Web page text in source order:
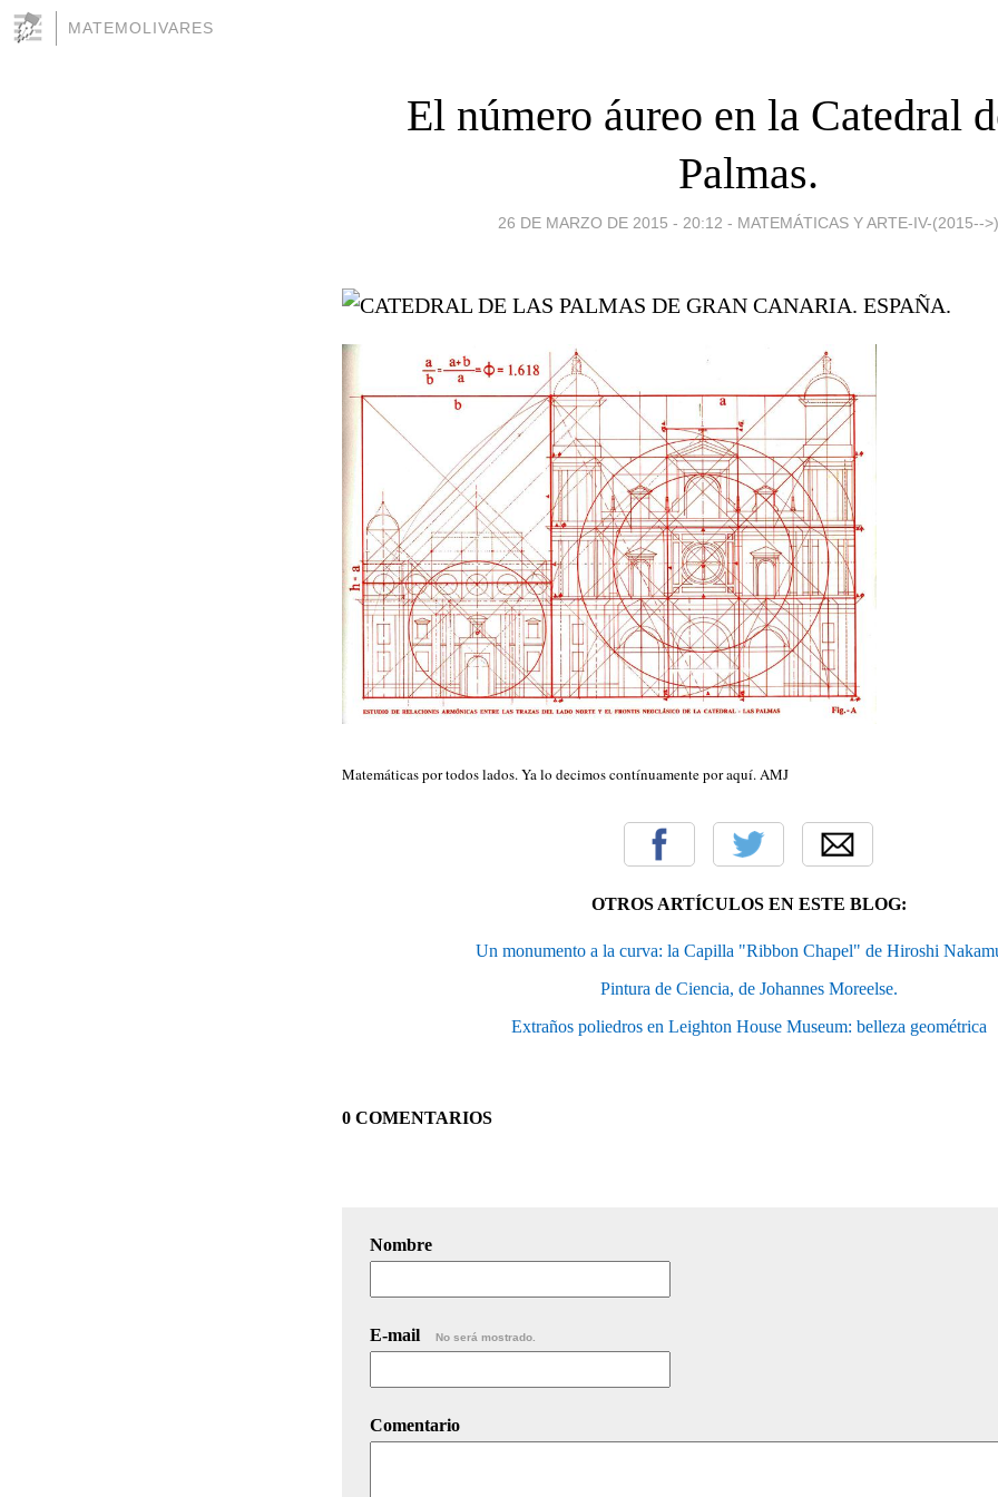
MATEMOLIVARES
El número áureo en la Catedral
Palmas.
26 DE MARZO DE 2015 - 20:12 - MATEMÁTICAS Y ARTE-IV-(2015-->)
Matemáticas por todos lados. Ya lo decimos contínuamente por aquí. AMJ
OTROS ARTÍCULOS EN ESTE BLOG:
Un monumento a la curva: la Capilla "Ribbon Chapel" de Hiroshi
Pintura de Ciencia, de Johannes Moreelse.
Extraños poliedros en Leighton House Museum: belleza geométrica
0 COMENTARIOS
Nombre
E-mail No será mostrado.
Comentario